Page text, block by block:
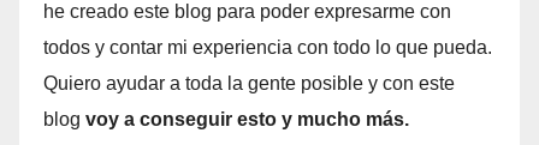
he creado este blog para poder expresarme con
todos y contar mi experiencia con todo lo que pueda.
Quiero ayudar a toda la gente posible y con este
blog voy a conseguir esto y mucho más.